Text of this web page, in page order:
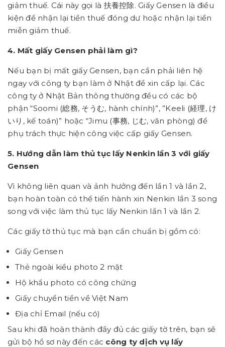
giảm thuế. Cái này gọi là 扶養控除. Giấy Gensen là điều
kiện để nhận lại tiền thuế đóng dư hoặc nhận lại tiền
miễn giảm thuế.
4. Mất giấy Gensen phải làm gì?
Nếu bạn bị mất giấy Gensen, bạn cần phải liên hệ
ngay với công ty bạn làm ở Nhật để xin cấp lại. Các
công ty ở Nhật Bản thông thường đều có các bộ
phận “Soomi (総務, そうむ, hành chính)”, ”Keeli (経理, け
いり, kế toán)” hoặc “Jimu (事務, じむ, văn phòng) để
phụ trách thực hiện công việc cấp giấy Gensen.
5. Hướng dẫn làm thủ tục lấy Nenkin lần 3 với giấy
Gensen
Vì không liên quan và ảnh hưởng đến lần 1 và lần 2,
bạn hoàn toàn có thể tiến hành xin Nenkin lần 3 song
song với việc làm thủ tục lấy Nenkin lần 1 và lần 2.
Các giấy tờ thủ tục mà bạn cần chuẩn bị gồm có:
Giấy Gensen
Thẻ ngoài kiều photo 2 mặt
Hộ khẩu photo có công chứng
Giấy chuyển tiền về Việt Nam
Địa chỉ Email (nếu có)
Sau khi đã hoàn thành đầy đủ các giấy tờ trên, bạn sẽ
gửi bộ hồ sơ này đến các công ty dịch vụ lấy